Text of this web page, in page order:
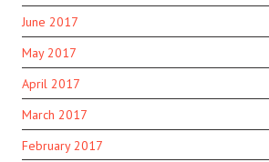
June 2017
May 2017
April 2017
March 2017
February 2017